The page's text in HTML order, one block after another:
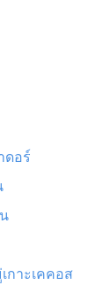
อร์
กาะเคคอส